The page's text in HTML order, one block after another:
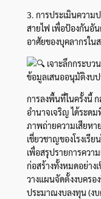
3. การประเมินความ
สายไฟ เพื่อป้องกันอั
อาศัยของบุคลากรใน
เจาะลึกกระบว
ข้อมูลเสนออนุมัติงบ
การลงพื้นที่ในครั้งนี้
อำนาจเจริญ ได้ระดม
ภาพถ่ายความเสียห
เชี่ยวชาญของโรงเรี
เพื่อสรุปรายการควา
ก่อสร้างทั้งหมดอย่าง
วางแผนจัดตั้งงบครอ
ประมาณงบลงทุน (ง